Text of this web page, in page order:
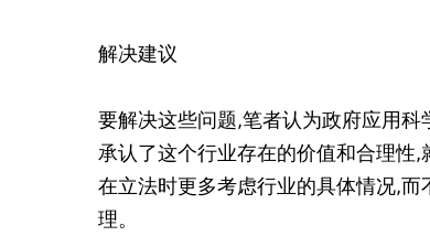
解决建议
要解决这些问题,笔者认为政府应用
承认了这个行业存在的价值和合理性
在立法时更多考虑行业的具体情况,
理。